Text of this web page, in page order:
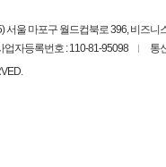
서울 마포구 월드컵북로 396, 비즈니
업자등록번호 : 110-81-95098
통